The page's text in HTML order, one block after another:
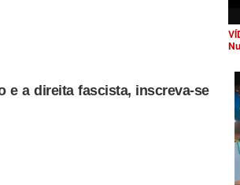
e a direita fascista, inscreva-se